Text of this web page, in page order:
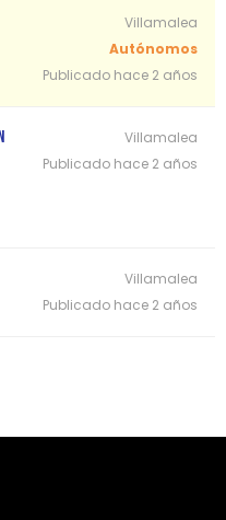
Villamalea
Autónomos
Publicado hace 2 años
Villamalea
Publicado hace 2 años
Villamalea
Publicado hace 2 años